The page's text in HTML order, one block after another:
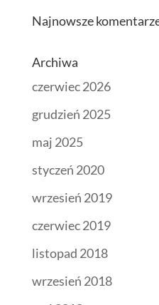
Najnowsze
Archiwa
czerwiec 2026
grudzień 2025
maj 2025
styczeń 2020
wrzesień 2019
czerwiec 2019
listopad 2018
wrzesień 2018